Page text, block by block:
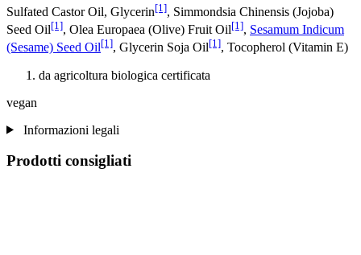
Sulfated Castor Oil, Glycerin[1], Simmondsia Chinensis (Jojoba)
Seed Oil[1], Olea Europaea (Olive) Fruit Oil[1], Sesamum Indicum
(Sesame) Seed Oil[1], Glycerin Soja Oil[1], Tocopherol (Vitamin E)
da agricoltura biologica certificata
vegan
Informazioni legali
Prodotti consigliati